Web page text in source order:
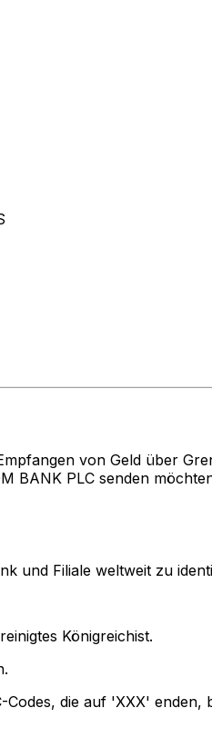
von Geld über
BANK PLC senden
und Filiale weltweit zu
Königreichist.
die auf 'XXX'